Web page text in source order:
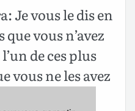
Je vous le dis en
vous n’avez
de ces plus
vous ne les avez